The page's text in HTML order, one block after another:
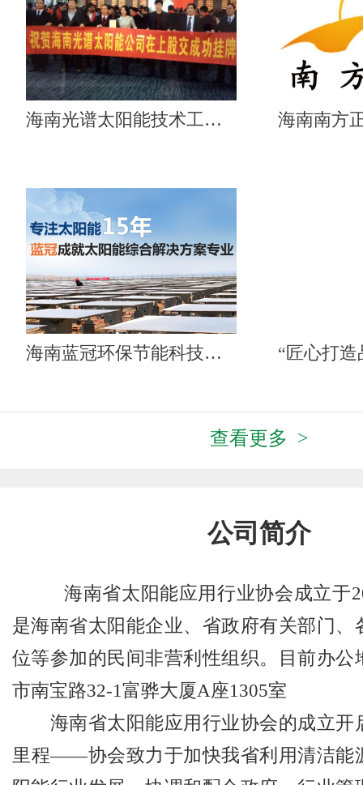
海南光谱太阳能技术工程有限公司
海南蓝冠环保节能科技有限公司
查看更多 >
公司简介
海南省太阳能应用行业协会成立于
是海南省太阳能企业、省政府有关部门、
位等参加的民间非营利性组织。目前办公
市南宝路32-1富骅大厦A座1305室
海南省太阳能应用行业协会的成立开
里程——协会致力于加快我省利用清洁能